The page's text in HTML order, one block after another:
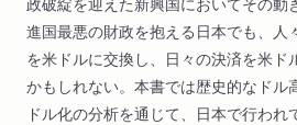
進国最悪の財政を抱える日本でも、人
を米ドルに交換し、日々の決済を米ド
かもしれない。本書では歴史的なドル
ドル化の分析を通じて、日本で行われ